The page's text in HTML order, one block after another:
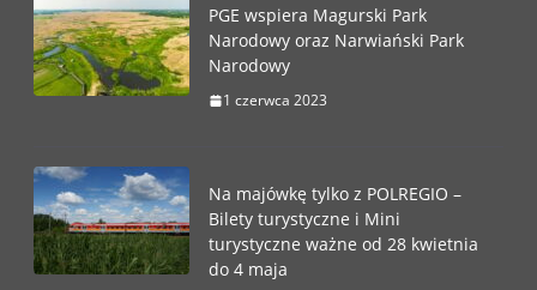
PGE wspiera Magurski Park
Narodowy oraz Narwiański Park
Narodowy
1 czerwca 2023
Na majówkę tylko z POLREGIO –
Bilety turystyczne i Mini
turystyczne ważne od 28 kwietnia
do 4 maja